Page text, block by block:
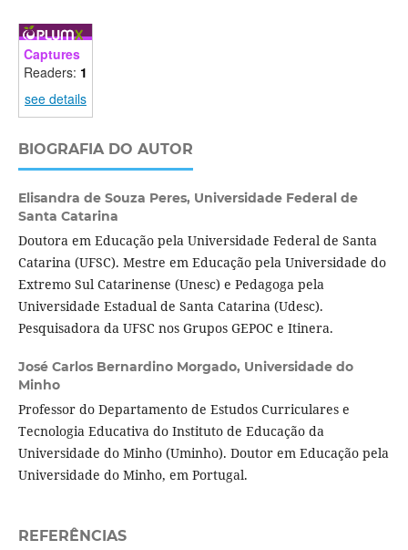
Captures
Readers: 1
see details
BIOGRAFIA DO AUTOR
Elisandra de Souza Peres, Universidade Federal de
Santa Catarina
Doutora em Educação pela Universidade Federal de Santa
Catarina (UFSC). Mestre em Educação pela Universidade do
Extremo Sul Catarinense (Unesc) e Pedagoga pela
Universidade Estadual de Santa Catarina (Udesc).
Pesquisadora da UFSC nos Grupos GEPOC e Itinera.
José Carlos Bernardino Morgado, Universidade do
Minho
Professor do Departamento de Estudos Curriculares e
Tecnologia Educativa do Instituto de Educação da
Universidade do Minho (Uminho). Doutor em Educação pela
Universidade do Minho, em Portugal.
REFERÊNCIAS